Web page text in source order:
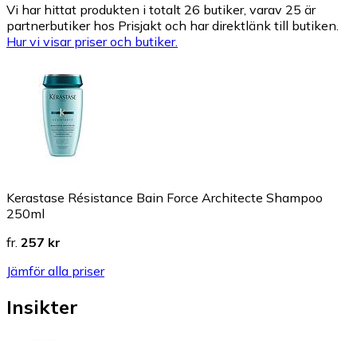
Vi har hittat produkten i totalt 26 butiker, varav 25 är
partnerbutiker hos Prisjakt och har direktlänk till butiken.
Hur vi visar priser och butiker.
Kerastase Résistance Bain Force Architecte Shampoo
250ml
fr. 257 kr
Jämför alla priser
Insikter